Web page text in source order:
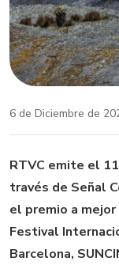
6 de Diciembre de
RTVC emite el
través de Señal
el premio a
Festival
Barcelona,